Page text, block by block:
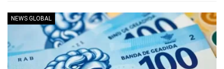
NEWS GLOBAL